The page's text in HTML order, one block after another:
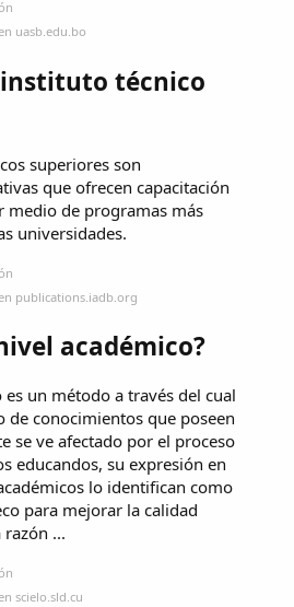
uasb.edu.bo
instituto técnico
superiores son
que ofrecen capacitación
medio de programas más
universidades.
publications.iadb.org
académico?
es un método a través del cual
de conocimientos que poseen
se ve afectado por el proceso
educandos, su expresión en
lo identifican como
para mejorar la calidad
...
scielo.sld.cu